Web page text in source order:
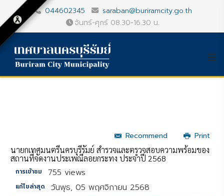
044602345
saraban@buriramcity.go.th
จันทร์-ศุกร์ 08.30-16.30 น.
Recommend
Print
นายกเทศมนตรีนครบุรีรัมย์ สำรวจและตรวจสอบความพร้อมของ
สถานที่จัดงานประเพณีลอยกระทง ประจำปี 2568
การเข้าชม 755 views
แก้ไขล่าสุด วันพุธ, 05 พฤศจิกายน 2568